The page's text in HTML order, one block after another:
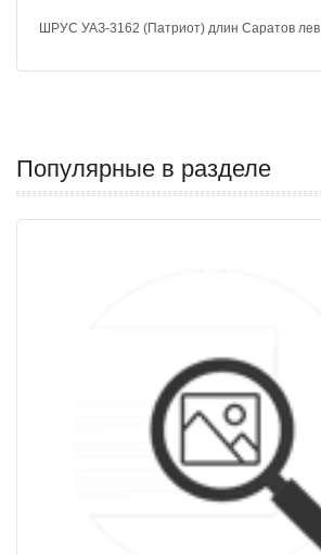
ШРУС УАЗ-3162 (Патриот) длин Саратов лев
Популярные в разделе